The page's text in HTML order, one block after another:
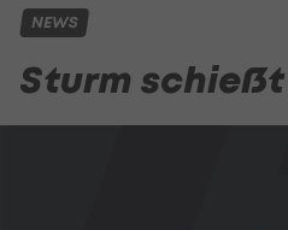
NEWS
Sturm schießt